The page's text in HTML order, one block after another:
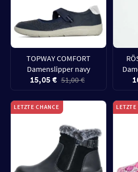
TOPWAY COMFORT
Damenslipper navy
15,05 € 51,00 €
LETZTE CHANCE